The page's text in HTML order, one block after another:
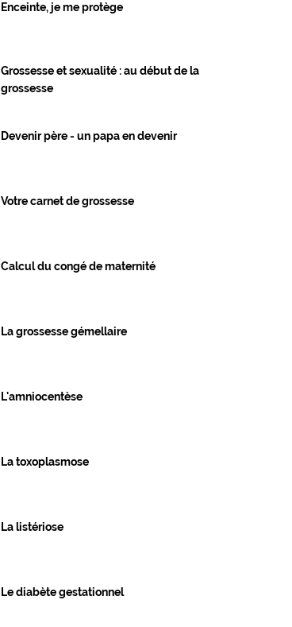
Enceinte, je me protège
Grossesse et sexualité : au début de la
grossesse
Devenir père - un papa en devenir
Votre carnet de grossesse
Calcul du congé de maternité
La grossesse gémellaire
L'amniocentèse
La toxoplasmose
La listériose
Le diabète gestationnel